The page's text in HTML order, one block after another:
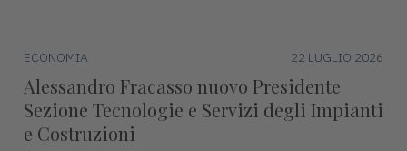
ECONOMIA 22 LUGLIO 2026
Alessandro Fracasso nuovo Presidente
Sezione Tecnologie e Servizi degli Impianti
e Costruzioni